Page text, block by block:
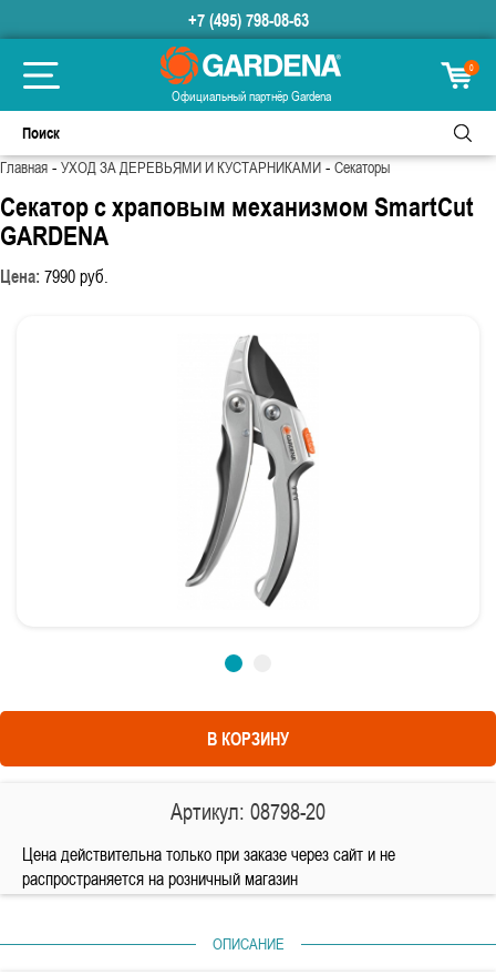
+7 (495) 798-08-63
Официальный партнёр Gardena
0
Главная-УХОД ЗА ДЕРЕВЬЯМИ И КУСТАРНИКАМИ-Секаторы
Секатор с храповым механизмом SmartCut
GARDENA
Цена: 7990руб.
В КОРЗИНУ
Артикул: 08798-20
Цена действительна только при заказе через сайт и не
распространяется на розничный магазин
ОПИСАНИЕ